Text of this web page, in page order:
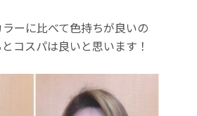
ーに比べて色持ちが良いの
コスパは良いと思います！